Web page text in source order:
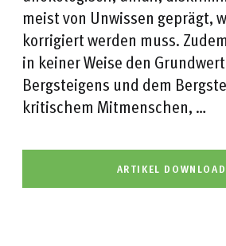
meist von Unwissen geprägt,
korrigiert werden muss.
in keiner Weise den
Bergsteigens und dem
kritischem Mitmenschen, …
ARTIKEL